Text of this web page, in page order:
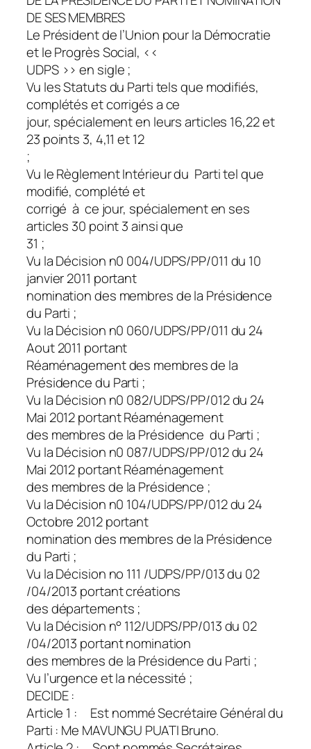
DE SES MEMBRES
Le Président de l’Union pour la Démocratie
et le Progrès Social, <<
UDPS >> en sigle ;
Vu les Statuts du Parti tels que modifiés,
complétés et corrigés a ce
jour, spécialement en leurs articles 16,22 et
23 points 3, 4,11 et 12
;
Vu le Règlement Intérieur du Parti tel que
modifié, complété et
corrigé à ce jour, spécialement en ses
articles 30 point 3 ainsi que
31 ;
Vu la Décision n0 004/UDPS/PP/011 du 10
janvier 2011 portant
nomination des membres de la Présidence
du Parti ;
Vu la Décision n0 060/UDPS/PP/011 du 24
Aout 2011 portant
Réaménagement des membres de la
Présidence du Parti ;
Vu la Décision n0 082/UDPS/PP/012 du 24
Mai 2012 portant Réaménagement
des membres de la Présidence du Parti ;
Vu la Décision n0 087/UDPS/PP/012 du 24
Mai 2012 portant Réaménagement
des membres de la Présidence ;
Vu la Décision n0 104/UDPS/PP/012 du 24
Octobre 2012 portant
nomination des membres de la Présidence
du Parti ;
Vu la Décision no 111 /UDPS/PP/013 du 02
/04/2013 portant créations
des départements ;
Vu la Décision n° 112/UDPS/PP/013 du 02
/04/2013 portant nomination
des membres de la Présidence du Parti ;
Vu l’urgence et la nécessité ;
DECIDE :
Article 1 : Est nommé Secrétaire Général du
Parti : Me MAVUNGU PUATI Bruno.